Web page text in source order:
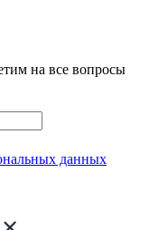
на все вопросы
данных